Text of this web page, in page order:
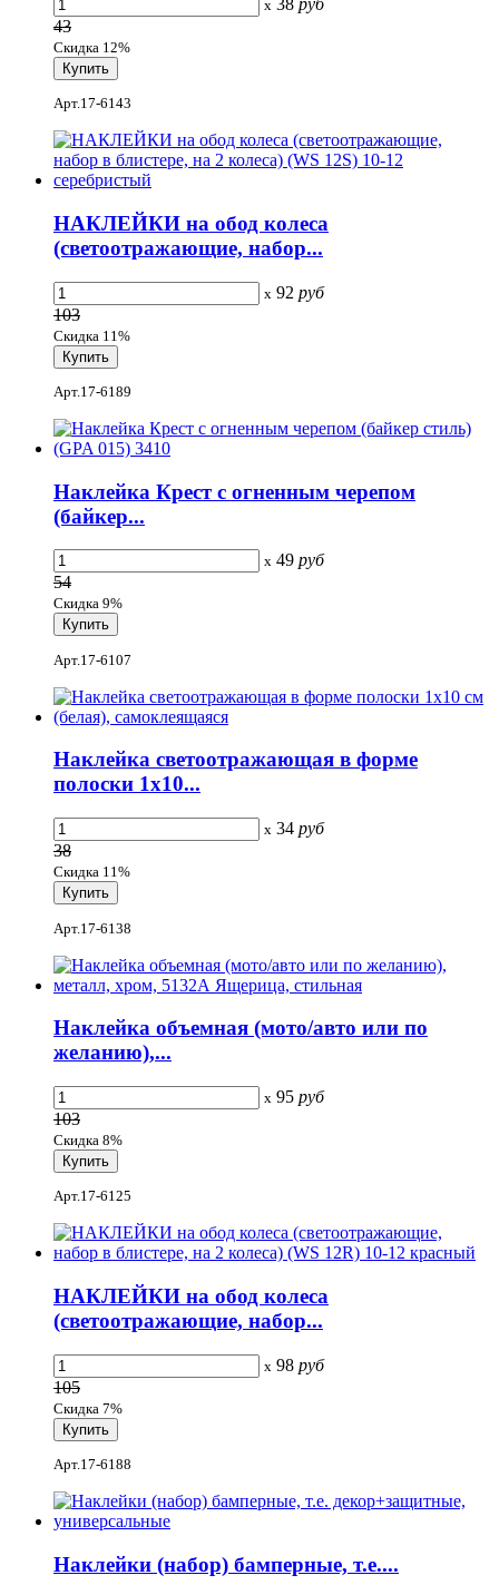
x
43
Скидка 12%
Арт.17-6143
НАКЛЕЙКИ на обод колеса
(светоотражающие, набор...
x 92 руб
103
Скидка 11%
Арт.17-6189
Наклейка Крест с огненным черепом
(байкер...
x 49 руб
54
Скидка 9%
Арт.17-6107
Наклейка светоотражающая в форме
полоски 1x10...
x 34 руб
38
Скидка 11%
Арт.17-6138
Наклейка объемная (мото/авто или по
желанию),...
x 95 руб
103
Скидка 8%
Арт.17-6125
НАКЛЕЙКИ на обод колеса
(светоотражающие, набор...
x 98 руб
105
Скидка 7%
Арт.17-6188
Наклейки (набор) бамперные, т.е....